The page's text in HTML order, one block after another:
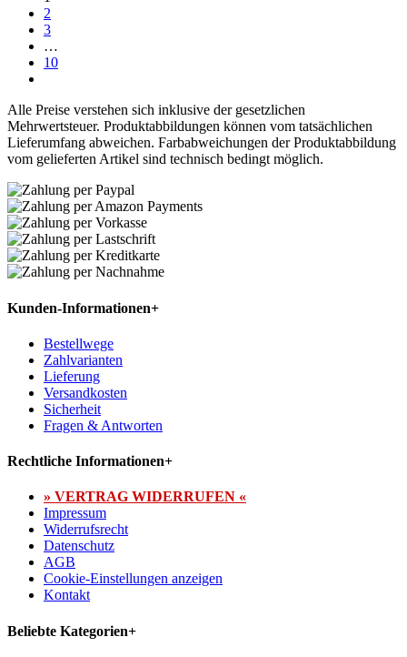
2
3
…
10
Alle Preise verstehen sich inklusive der gesetzlichen
Mehrwertsteuer. Produktabbildungen können vom tatsächlichen
Lieferumfang abweichen. Farbabweichungen der Produktabbildung
vom gelieferten Artikel sind technisch bedingt möglich.
Kunden-Informationen+
Bestellwege
Zahlvarianten
Lieferung
Versandkosten
Sicherheit
Fragen & Antworten
Rechtliche Informationen+
» VERTRAG WIDERRUFEN «
Impressum
Widerrufsrecht
Datenschutz
AGB
Cookie-Einstellungen anzeigen
Kontakt
Beliebte Kategorien+